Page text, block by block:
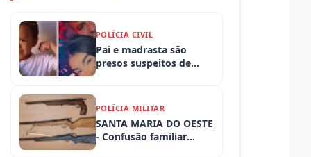
POLÍCIA CIVIL
Pai e madrasta são
presos suspeitos de
tortura e morte de
POLÍCIA MILITAR
SANTA MARIA DO OESTE
- Confusão familiar
termina com prisão por